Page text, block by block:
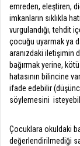
emreden, eleştiren,
imkanların sıklıkla
vurgulandığı, tehdit
çocuğu uyarmak ya
aranızdaki iletişimin
bağırmak yerine,
hatasının bilincine
ifade edebilir
söylemesini
Çocuklara okuldaki
değerlendirilmediği